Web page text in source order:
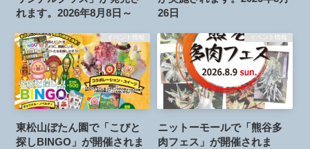
れます。2026年8月8日～
26日
イベント情報
東松山ぼたん園で「こびと
探しBINGO」が開催されま
イベント情報
ニットーモールで「熊谷多
肉フェス」が開催されま